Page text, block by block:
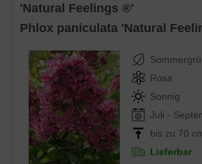
'Natural Feelings ®'
Phlox paniculata 'Natural
Rosa
Sonnig
Juli -
bis zu 70
Lieferbar